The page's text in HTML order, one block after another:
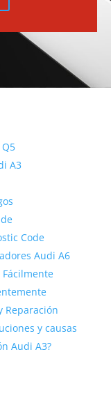
A3
Code
Audi A6
Reparación
y causas
Audi A3?